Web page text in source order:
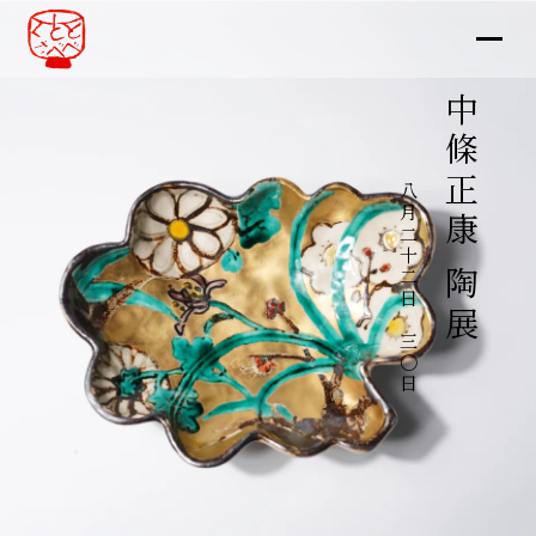
中條正康 陶展
八月二十二日～三〇日